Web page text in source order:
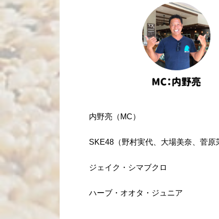
内野亮（ MC）
SKE48（野村実代、大場美奈、菅原
ジェイク・シマブクロ
ハーブ・オオタ・ジュニア